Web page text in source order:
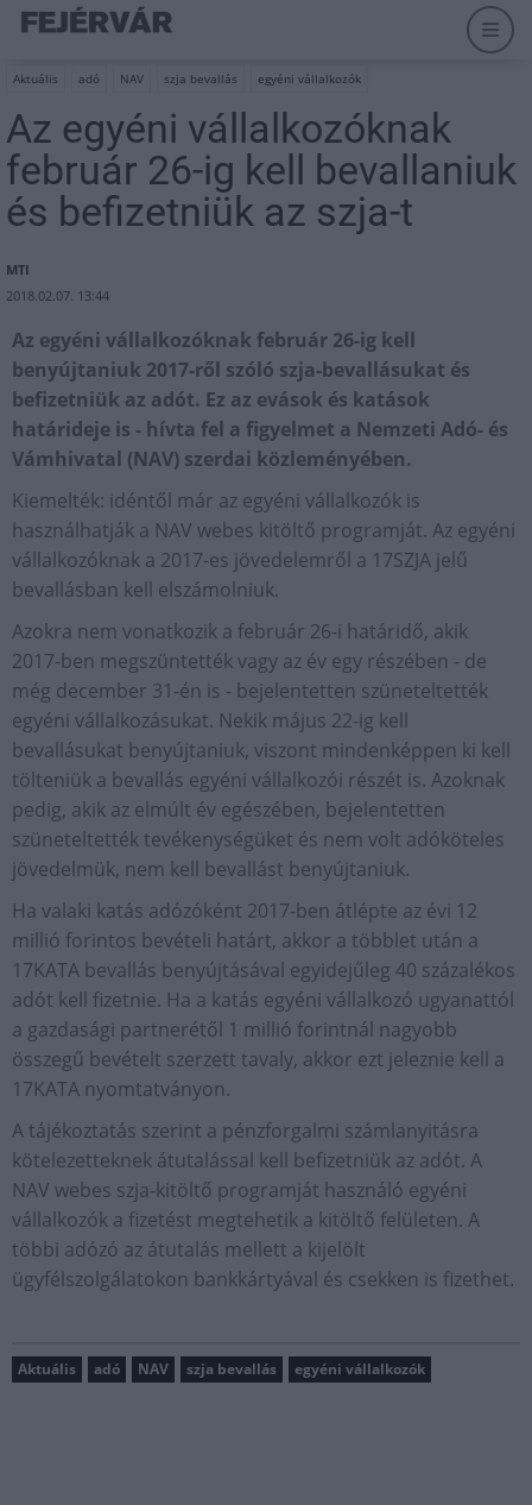
Aktuális adó NAV szja bevallás egyéni vállalkozók
Az egyéni vállalkozóknak
február 26-ig kell bevallaniuk
és befizetniük az szja-t
MTI
2018.02.07. 13:44
Az egyéni vállalkozóknak február 26-ig kell
benyújtaniuk 2017-ről szóló szja-bevallásukat és
befizetniük az adót. Ez az evások és katások
határideje is - hívta fel a figyelmet a Nemzeti Adó- és
Vámhivatal (NAV) szerdai közleményében.
Kiemelték: idéntől már az egyéni vállalkozók is
használhatják a NAV webes kitöltő programját. Az egyéni
vállalkozóknak a 2017-es jövedelemről a 17SZJA jelű
bevallásban kell elszámolniuk.
Azokra nem vonatkozik a február 26-i határidő, akik
2017-ben megszüntették vagy az év egy részében - de
még december 31-én is - bejelentetten szüneteltették
egyéni vállalkozásukat. Nekik május 22-ig kell
bevallásukat benyújtaniuk, viszont mindenképpen ki kell
tölteniük a bevallás egyéni vállalkozói részét is. Azoknak
pedig, akik az elmúlt év egészében, bejelentetten
szüneteltették tevékenységüket és nem volt adóköteles
jövedelmük, nem kell bevallást benyújtaniuk.
Ha valaki katás adózóként 2017-ben átlépte az évi 12
millió forintos bevételi határt, akkor a többlet után a
17KATA bevallás benyújtásával egyidejűleg 40 százalékos
adót kell fizetnie. Ha a katás egyéni vállalkozó ugyanattól
a gazdasági partnerétől 1 millió forintnál nagyobb
összegű bevételt szerzett tavaly, akkor ezt jeleznie kell a
17KATA nyomtatványon.
A tájékoztatás szerint a pénzforgalmi számlanyitásra
kötelezetteknek átutalással kell befizetniük az adót. A
NAV webes szja-kitöltő programját használó egyéni
vállalkozók a fizetést megtehetik a kitöltő felületen. A
többi adózó az átutalás mellett a kijelölt
ügyfélszolgálatokon bankkártyával és csekken is fizethet.
Aktuális adó NAV szja bevallás egyéni vállalkozók